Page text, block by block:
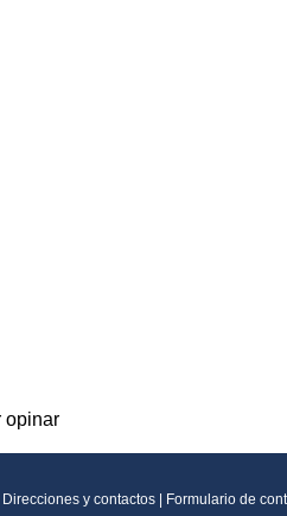
opinar
Direcciones y contactos Formulario de